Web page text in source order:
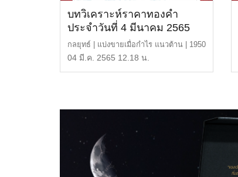
บทวิเคราะห์ราคาทองคำ
ประจำวันที่ 4 มีนาคม 2565
กลยุทธ์ | แบ่งขายเมื่อกำไร แนวต้าน | 1950
หรือ 30,000 บ […]
04 มี.ค. 2565 12.18 น.